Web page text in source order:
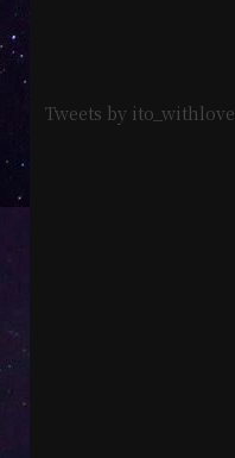
Tweets by ito_withlove